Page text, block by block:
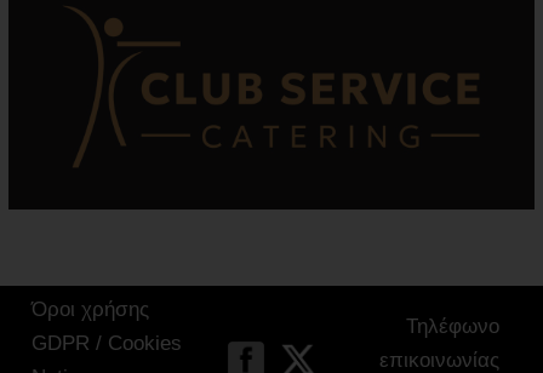
Όροι χρήσης
GDPR / Cookies
Τηλέφωνο
επικοινωνίας